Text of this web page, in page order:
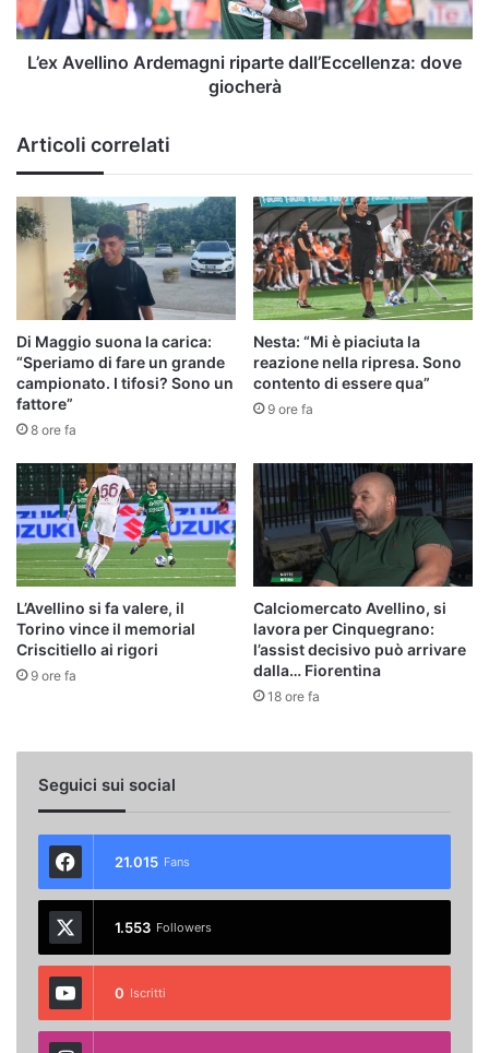
L’ex Avellino Ardemagni riparte dall’Eccellenza: dove
giocherà
Articoli correlati
Di Maggio suona la carica:
“Speriamo di fare un grande
campionato. I tifosi? Sono un
fattore”
8 ore fa
Nesta: “Mi è piaciuta la
reazione nella ripresa. Sono
contento di essere qua”
9 ore fa
L’Avellino si fa valere, il
Torino vince il memorial
Criscitiello ai rigori
9 ore fa
Calciomercato Avellino, si
lavora per Cinquegrano:
l’assist decisivo può arrivare
dalla… Fiorentina
18 ore fa
Seguici sui social
21.015 Fans
1.553 Followers
0 Iscritti